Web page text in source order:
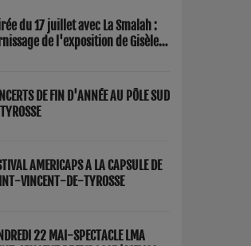
du 17 juillet avec La Smalah :
de l'exposition de Gisèle
DE FIN D'ANNÉE AU PÔLE SUD
AMERICAPS A LA CAPSULE DE
VINCENT-DE-TYROSSE
22 MAI-SPECTACLE LMA